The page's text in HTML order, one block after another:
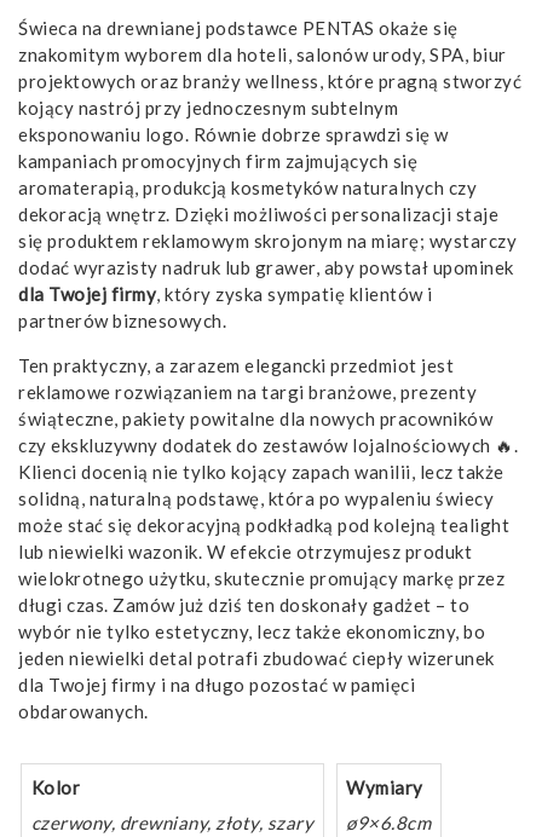
Świeca na drewnianej podstawce PENTAS okaże się
znakomitym wyborem dla hoteli, salonów urody, SPA, biur
projektowych oraz branży wellness, które pragną stworzyć
kojący nastrój przy jednoczesnym subtelnym
eksponowaniu logo. Równie dobrze sprawdzi się w
kampaniach promocyjnych firm zajmujących się
aromaterapią, produkcją kosmetyków naturalnych czy
dekoracją wnętrz. Dzięki możliwości personalizacji staje
się produktem reklamowym skrojonym na miarę; wystarczy
dodać wyrazisty nadruk lub grawer, aby powstał upominek
dla Twojej firmy, który zyska sympatię klientów i
partnerów biznesowych.
Ten praktyczny, a zarazem elegancki przedmiot jest
reklamowe rozwiązaniem na targi branżowe, prezenty
świąteczne, pakiety powitalne dla nowych pracowników
czy ekskluzywny dodatek do zestawów lojalnościowych 🔥.
Klienci docenią nie tylko kojący zapach wanilii, lecz także
solidną, naturalną podstawę, która po wypaleniu świecy
może stać się dekoracyjną podkładką pod kolejną tealight
lub niewielki wazonik. W efekcie otrzymujesz produkt
wielokrotnego użytku, skutecznie promujący markę przez
długi czas. Zamów już dziś ten doskonały gadżet – to
wybór nie tylko estetyczny, lecz także ekonomiczny, bo
jeden niewielki detal potrafi zbudować ciepły wizerunek
dla Twojej firmy i na długo pozostać w pamięci
obdarowanych.
Kolor
czerwony, drewniany, złoty, szary
Wymiary
ø9×6.8cm